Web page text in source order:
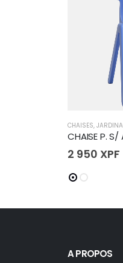
CHAISES,
CHAISE P. S/
2 950 XPF
A PROPOS